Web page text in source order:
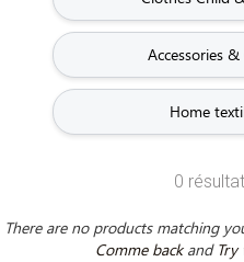
Accessories
Home
0
There are no products matching
Comme back and